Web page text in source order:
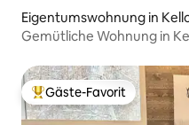
Eigentumswohnung in
Gemütliche Wohnung in
Beliebter Gäste-Favorit.
Gäste-Favorit